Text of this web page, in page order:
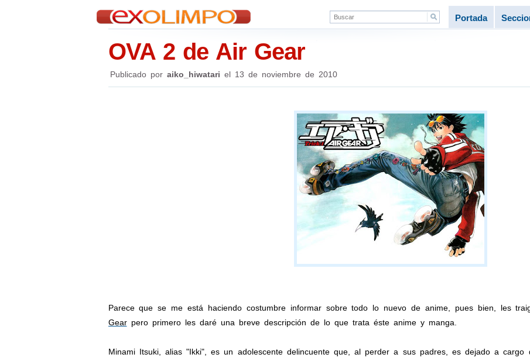
Portada
OVA 2 de Air Gear
Publicado por aiko_hiwatari el 13 de noviembre de 2010
Parece que se me está haciendo costumbre informar sobre todo lo nuevo de anime, pues bien, les
Gearpero primero les daré una breve descripción de lo que trata éste anime y manga.
Minami Itsuki, alias "Ikki", es un adolescente delincuente que, al perder a sus padres, es dejado a cargo